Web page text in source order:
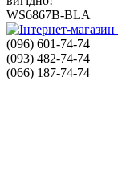
WS6867B-BLA
(096) 601-74-74
(093) 482-74-74
(066) 187-74-74